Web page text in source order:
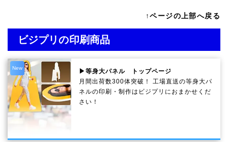
↑ページの上部へ戻る
ビジプリの印刷商品
New
▶等身大パネル トップページ
月間出荷数300体突破！ 工場直送の等身大パ
ネルの印刷・制作は ビジプリ におまかせくだ
さい！